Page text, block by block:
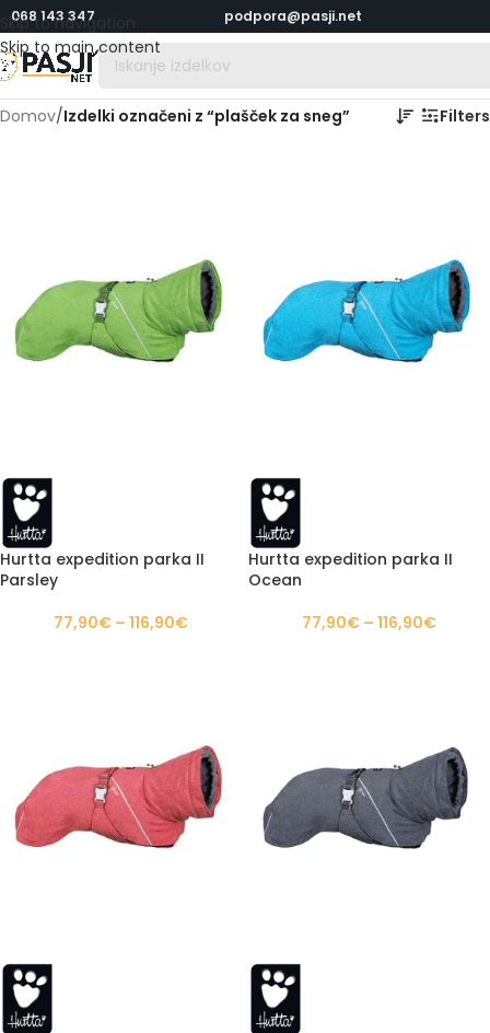
Skip to navigation
Skip to main content
068 143 347 podpora@pasji.net
Domov/Izdelki označeni z “plašček za sneg” Filters
Hurtta expedition parka II
Parsley
77,90€ – 116,90€
Hurtta expedition parka II
Ocean
77,90€ – 116,90€